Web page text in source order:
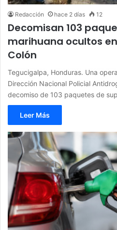
Redacción hace 2 días 12
Decomisan 103
marihuana ocultos
Colón
Tegucigalpa, Honduras. Una
Dirección Nacional Policial
decomiso de 103 paquetes de
Leer Más